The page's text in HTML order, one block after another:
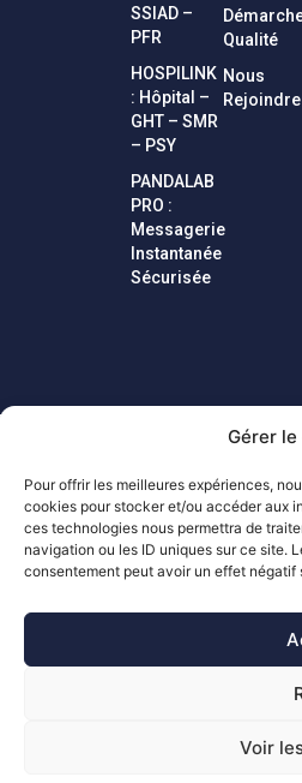
Gérer
Pour offrir les meilleures expériences,
cookies pour stocker et/ou accéder aux
ces technologies nous permettra de
navigation ou les ID uniques sur ce site.
consentement peut avoir un effet
Voir
SSIAD –
PFR
HOSPILINK
: Hôpital –
GHT – SMR
– PSY
PANDALAB
PRO :
Messagerie
Instantanée
Sécurisée
Qualité
Nous
Rejoindre